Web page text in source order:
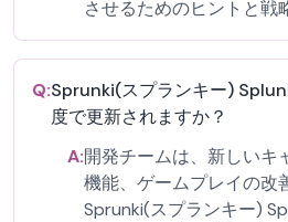
させるためのヒントと戦
Q:Sprunki(スプランキー)
度で更新されますか？
A:開発チームは、新しいキ
機能、ゲームプレイの改
Sprunki(スプランキー)